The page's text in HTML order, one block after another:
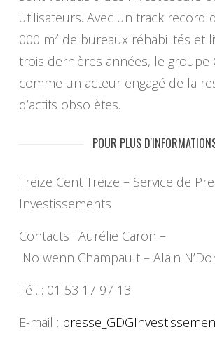
utilisateurs. Avec un track record
000 m² de bureaux réhabilités et
trois dernières années, le groupe
comme un acteur engagé de la
d’actifs obsolètes.
POUR PLUS
Treize Cent Treize – Service de
Investissements
Contacts : Aurélie Caron –
Nolwenn Champault – Alain
Tél. : 01 53 17 97 13
E-mail :